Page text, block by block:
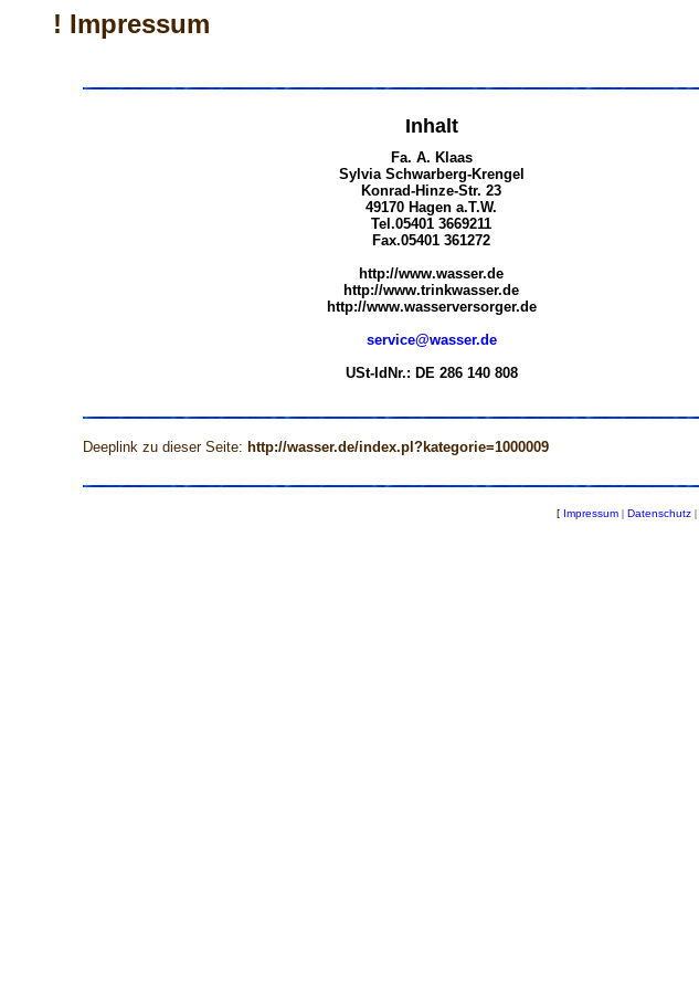
! Impressum
Inhalt
Fa. A. Klaas
Sylvia Schwarberg-Krengel
Konrad-Hinze-Str. 23
49170 Hagen a.T.W.
Tel.05401 3669211
Fax.05401 361272
http://www.wasser.de
http://www.trinkwasser.de
http://www.wasserversorger.de
service@wasser.de
USt-IdNr.: DE 286 140 808
Deeplink zu dieser Seite: http://wasser.de/index.pl?kategorie=1000009
[ Impressum | Datenschutz |